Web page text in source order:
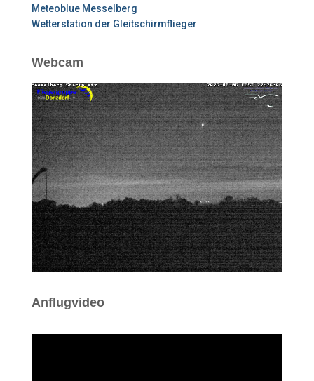
Meteoblue Messelberg
Wetterstation der Gleitschirmflieger
Webcam
Anflugvideo